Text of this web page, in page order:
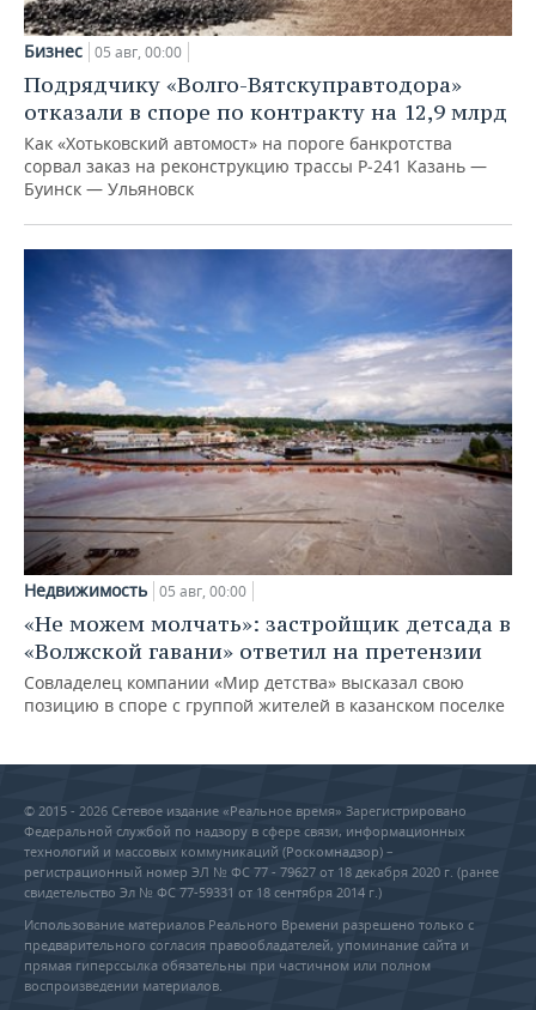
Бизнес 05 авг, 00:00
Подрядчику «Волго-Вятскуправтодора»
отказали в споре по контракту на 12,9 млрд
Как «Хотьковский автомост» на пороге банкротства
сорвал заказ на реконструкцию трассы Р‑241 Казань —
Буинск — Ульяновск
Недвижимость 05 авг, 00:00
«Не можем молчать»: застройщик детсада в
«Волжской гавани» ответил на претензии
Совладелец компании «Мир детства» высказал свою
позицию в споре с группой жителей в казанском поселке
© 2015 - 2026 Сетевое издание «Реальное время» Зарегистрировано
Федеральной службой по надзору в сфере связи, информационных
технологий и массовых коммуникаций (Роскомнадзор) –
регистрационный номер ЭЛ № ФС 77 - 79627 от 18 декабря 2020 г. (ранее
свидетельство Эл № ФС 77-59331 от 18 сентября 2014 г.)
Использование материалов Реального Времени разрешено только с
предварительного согласия правообладателей, упоминание сайта и
прямая гиперссылка обязательны при частичном или полном
воспроизведении материалов.